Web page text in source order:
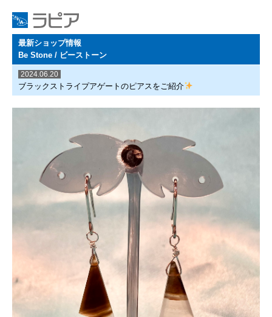
最新ショップ情報
Be Stone / ビーストーン
2024.06.20
ブラックストライプアゲートのピアスをご紹介